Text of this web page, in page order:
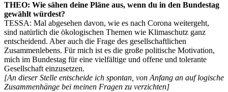
THEO: Wie sähen deine Pläne aus, wenn du in den Bundestag
gewählt würdest?
TESSA: Mal abgesehen davon, wie es nach Corona weitergeht,
sind natürlich die ökologischen Themen wie Klimaschutz ganz
entscheidend. Aber auch die Frage des gesellschaftlichen
Zusammenlebens. Für mich ist es die große politische Motivation,
mich im Bundestag für eine vielfältige und offene und tolerante
Gesellschaft einzusetzen.
[An dieser Stelle entscheide ich spontan, von Anfang an auf logische
Zusammenhänge bei meinen Fragen zu verzichten]